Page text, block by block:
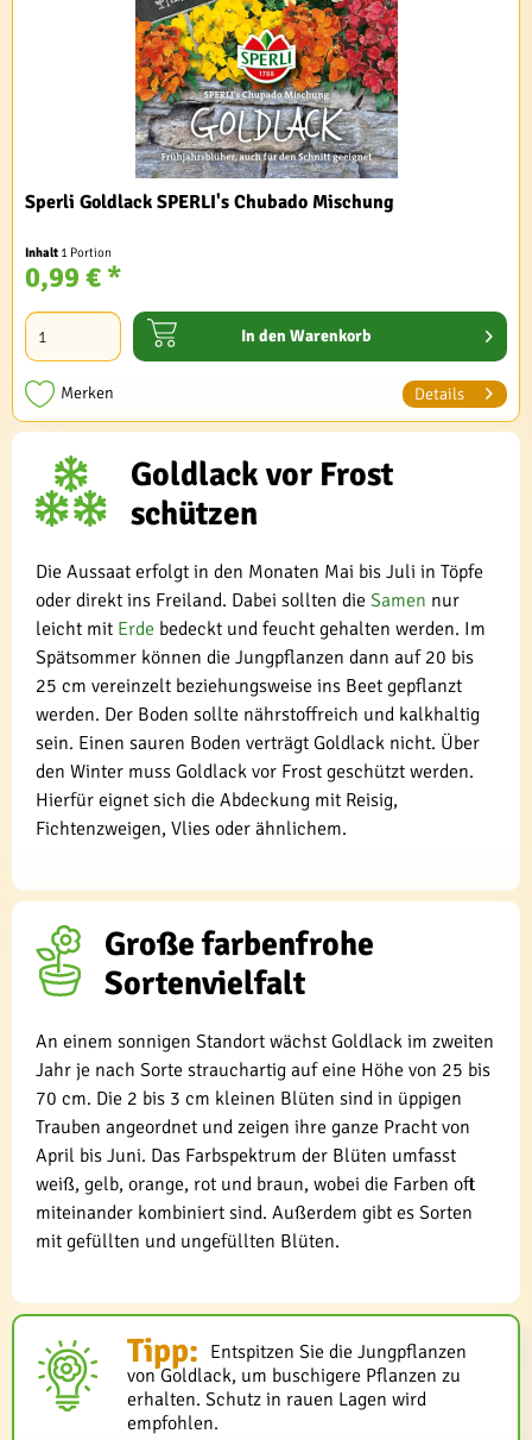
Sperli Goldlack SPERLI's Chubado Mischung
Inhalt 1 Portion
0,99 € *
In den Warenkorb
Merken Details
Goldlack vor Frost
schützen
Die Aussaat erfolgt in den Monaten Mai bis Juli in Töpfe
oder direkt ins Freiland. Dabei sollten die Samen nur
leicht mit Erde bedeckt und feucht gehalten werden. Im
Spätsommer können die Jungpflanzen dann auf 20 bis
25 cm vereinzelt beziehungsweise ins Beet gepflanzt
werden. Der Boden sollte nährstoffreich und kalkhaltig
sein. Einen sauren Boden verträgt Goldlack nicht. Über
den Winter muss Goldlack vor Frost geschützt werden.
Hierfür eignet sich die Abdeckung mit Reisig,
Fichtenzweigen, Vlies oder ähnlichem.
Große farbenfrohe
Sortenvielfalt
An einem sonnigen Standort wächst Goldlack im zweiten
Jahr je nach Sorte strauchartig auf eine Höhe von 25 bis
70 cm. Die 2 bis 3 cm kleinen Blüten sind in üppigen
Trauben angeordnet und zeigen ihre ganze Pracht von
April bis Juni. Das Farbspektrum der Blüten umfasst
weiß, gelb, orange, rot und braun, wobei die Farben oft
miteinander kombiniert sind. Außerdem gibt es Sorten
mit gefüllten und ungefüllten Blüten.
Tipp: Entspitzen Sie die Jungpflanzen
von Goldlack, um buschigere Pflanzen zu
erhalten. Schutz in rauen Lagen wird
empfohlen.